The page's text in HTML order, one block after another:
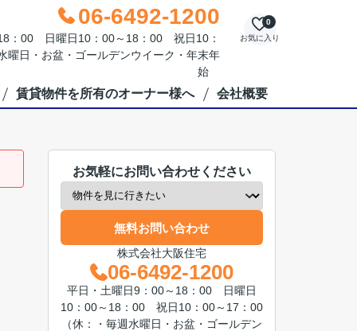
06-6492-1200
：00 日曜日10：00～18：00 祝日10：
日・お盆・ゴールデンウイーク・年末年
始
お気に入り
0
賃貸物件を所有のオーナー様へ 会社概要
お気軽にお問い合わせください
無料お問い合わせ
株式会社大阪住宅
06-6492-1200
平日・土曜日9：00～18：00 日曜日
10：00～18：00 祝日10：00～17：00
（休：・毎週水曜日・お盆・ゴールデン